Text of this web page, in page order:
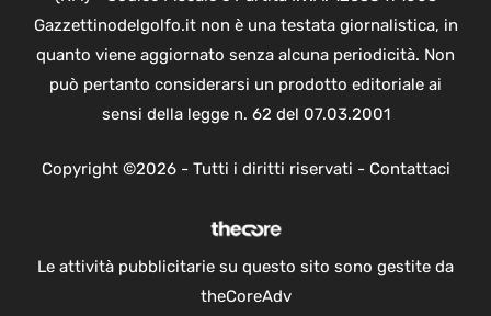
Gazzettinodelgolfo.it non è una testata giornalistica, in
quanto viene aggiornato senza alcuna periodicità. Non
può pertanto considerarsi un prodotto editoriale ai
sensi della legge n. 62 del 07.03.2001
Copyright ©2026 - Tutti i diritti riservati - Contattaci
Le attività pubblicitarie su questo sito sono gestite da
theCoreAdv